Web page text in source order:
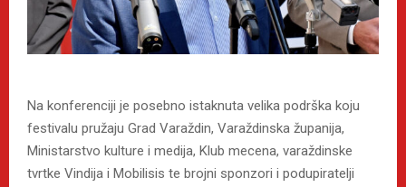
Na konferenciji je posebno istaknuta velika podrška koju
festivalu pružaju Grad Varaždin, Varaždinska županija,
Ministarstvo kulture i medija, Klub mecena, varaždinske
tvrtke Vindija i Mobilisis te brojni sponzori i podupiratelji